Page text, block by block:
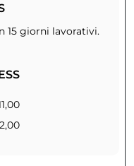
15 giorni lavorativi.